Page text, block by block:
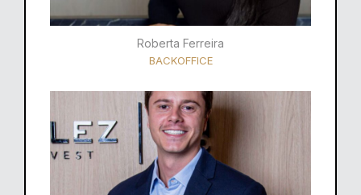
Roberta Ferreira
BACKOFFICE